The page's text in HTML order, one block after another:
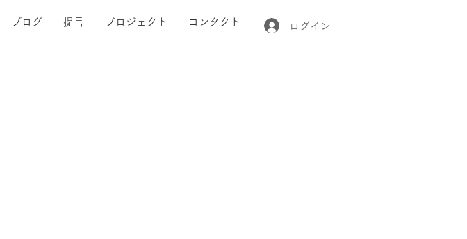
ブログ 提言 プロジェクト コンタクト ログイン